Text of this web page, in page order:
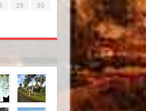
29
30